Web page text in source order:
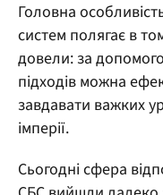
Головна
систем полягає в
довели: за
підходів можна
завдавати важких
імперії.
Сьогодні сфера